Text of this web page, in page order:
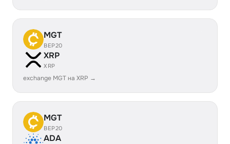
MGT
BEP20
XRP
XRP
exchange MGT на XRP →
MGT
BEP20
ADA